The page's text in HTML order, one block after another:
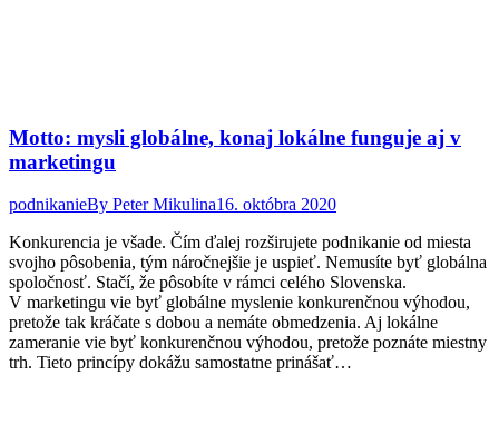
Motto: mysli globálne, konaj lokálne funguje aj v
marketingu
podnikanieBy Peter Mikulina16. októbra 2020
Konkurencia je všade. Čím ďalej rozširujete podnikanie od miesta
svojho pôsobenia, tým náročnejšie je uspieť. Nemusíte byť globálna
spoločnosť. Stačí, že pôsobíte v rámci celého Slovenska.
V marketingu vie byť globálne myslenie konkurenčnou výhodou,
pretože tak kráčate s dobou a nemáte obmedzenia. Aj lokálne
zameranie vie byť konkurenčnou výhodou, pretože poznáte miestny
trh. Tieto princípy dokážu samostatne prinášať…